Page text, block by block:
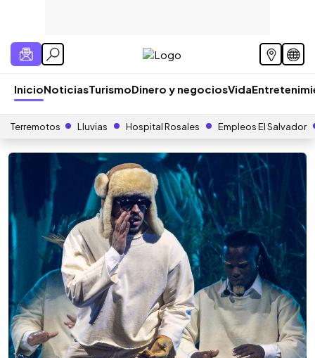
InicioNoticiasTurismoDinero y negociosVida
Terremotos Lluvias Hospital Rosales Empleos El Salvador